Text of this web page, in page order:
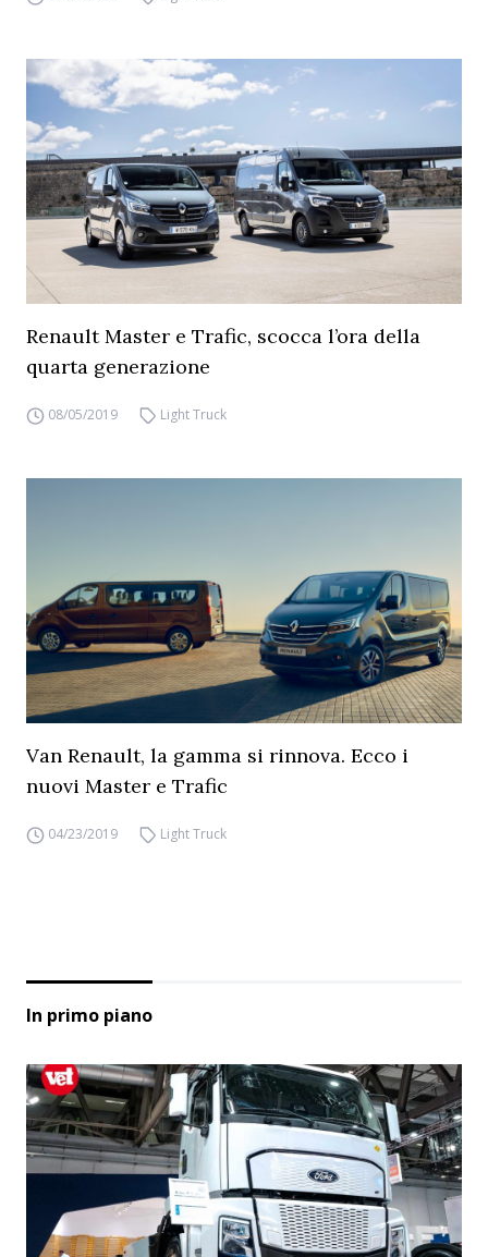
Renault Master e Trafic, scocca l’ora della
quarta generazione
08/05/2019 Light Truck
Van Renault, la gamma si rinnova. Ecco i
nuovi Master e Trafic
04/23/2019 Light Truck
In primo piano